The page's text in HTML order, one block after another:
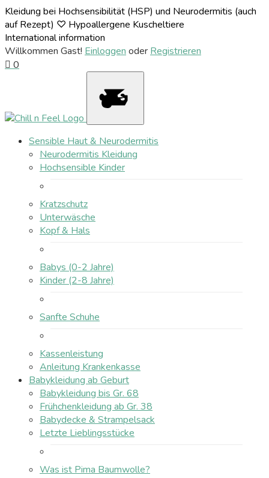
Kleidung bei Hochsensibilität (HSP) und Neurodermitis (auch
auf Rezept) ♡ Hypoallergene Kuscheltiere
International information
Willkommen Gast! Einloggen oder Registrieren
0
Sensible Haut & Neurodermitis
Neurodermitis Kleidung
Hochsensible Kinder
Kratzschutz
Unterwäsche
Kopf & Hals
Babys (0-2 Jahre)
Kinder (2-8 Jahre)
Sanfte Schuhe
Kassenleistung
Anleitung Krankenkasse
Babykleidung ab Geburt
Babykleidung bis Gr. 68
Frühchenkleidung ab Gr. 38
Babydecke & Strampelsack
Letzte Lieblingsstücke
Was ist Pima Baumwolle?